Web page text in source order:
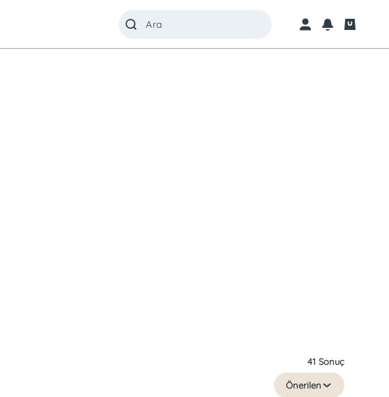
41 Sonuç
Önerilen